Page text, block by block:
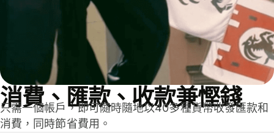
消費、匯款、收款兼慳錢
只需一個帳戶，即可隨時隨地以40多種貨幣收發匯款和
消費，同時節省費用。